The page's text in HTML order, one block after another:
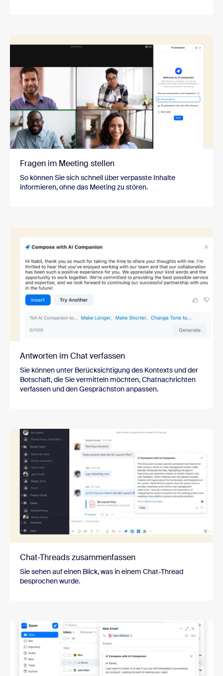
Fragen im Meeting stellen
So können Sie sich schnell über verpasste Inhalte
informieren, ohne das Meeting zu stören.
Antworten im Chat verfassen
Sie können unter Berücksichtigung des Kontexts und der
Botschaft, die Sie vermitteln möchten, Chatnachrichten
verfassen und den Gesprächston anpassen.
Chat-Threads zusammenfassen
Sie sehen auf einen Blick, was in einem Chat-Thread
besprochen wurde.